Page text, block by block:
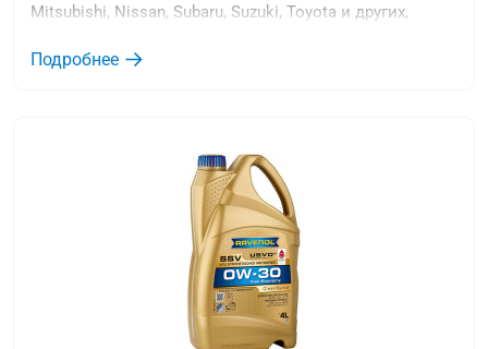
Mitsubishi, Nissan, Subaru, Suzuki, Toyota и других,
уровня качества ACEA A5/B5 и ILSAC GF-6A, API SP.
Подробнее